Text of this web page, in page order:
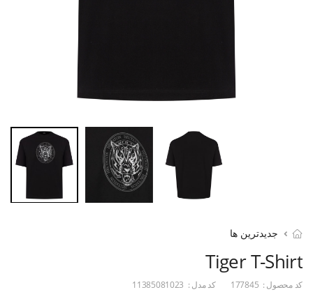
جدیدترین ها
Tiger T-Shirt
کد محصول : 177845 کد مدل : 11385081023